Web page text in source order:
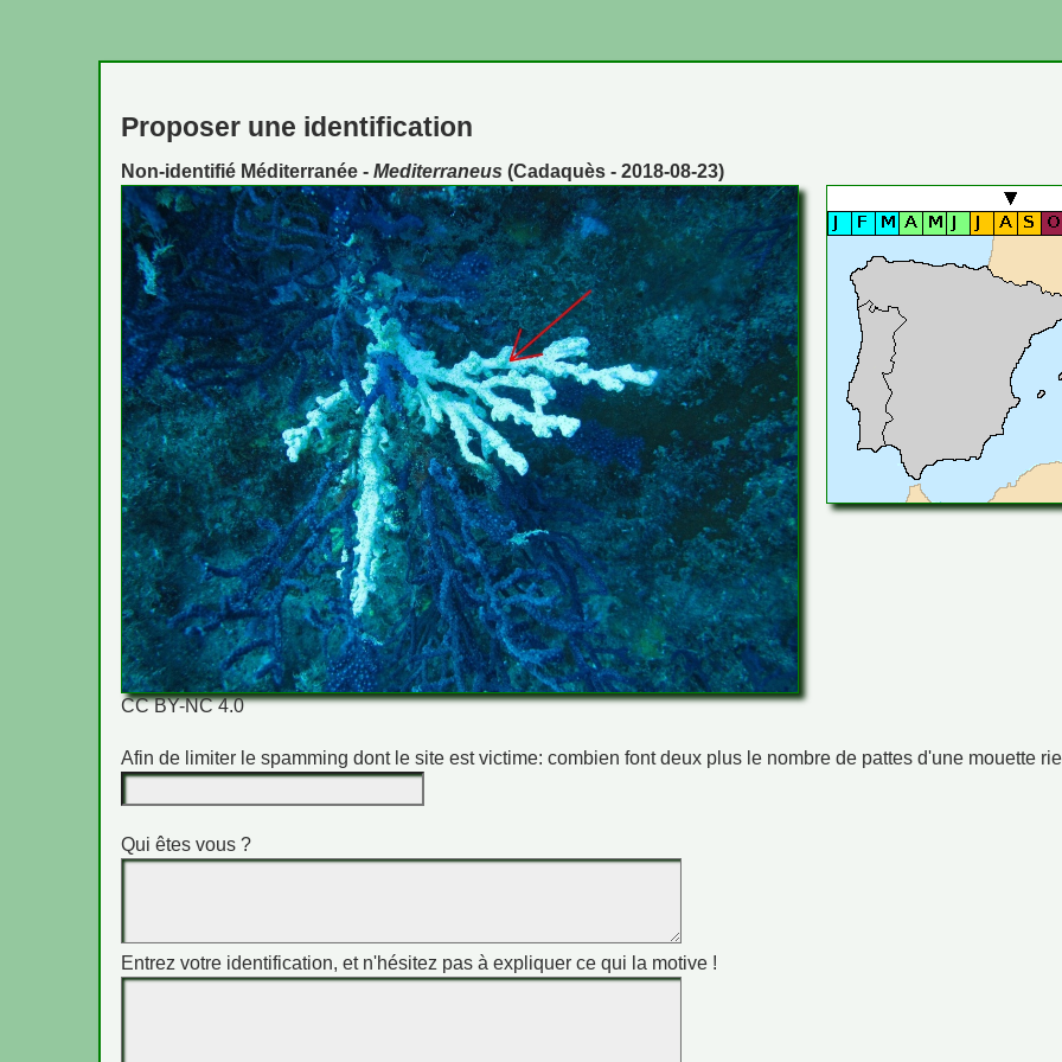
Proposer une identification
Non-identifié Méditerranée -Mediterraneus (Cadaquès - 2018-08-23)
CC BY-NC 4.0
Afin de limiter le spamming dont le site est victime: combien font deux plus le nombre de pattes d'une mouette
Qui êtes vous ?
Entrez votre identification, et n'hésitez pas à expliquer ce qui la motive !